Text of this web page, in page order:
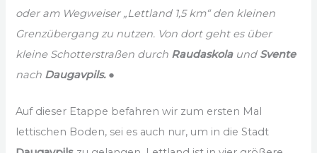
oder am Wegweiser „Lettland 1,5 km“ den kleinen
Grenzübergang zu nutzen. Von dort geht es über
kleine Schotterstraßen durch Raudaskolaund Svente
nach Daugavpils.●
Auf dieser Etappe befahren wir zum ersten Mal
lettischen Boden, sei es auch nur, um in die Stadt